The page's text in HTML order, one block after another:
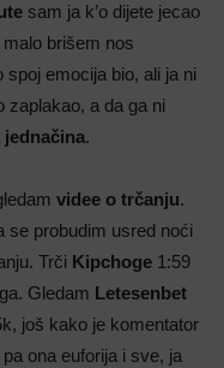
sam ja k’o dijete jecao
brišem nos
emocija bio, ali ja ni
a da ga ni
jednačina.
videe o trčanju.
se probudim usred noći
Trči Kipchoge 1:59
Gledam Letesenbet
još kako je komentator
ona euforija i sve, ja